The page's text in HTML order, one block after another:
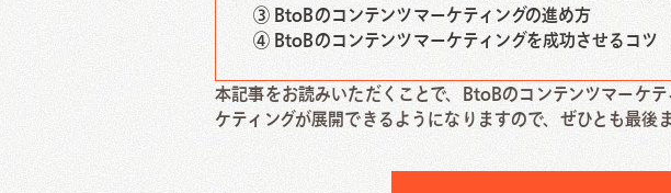
③ BtoBのコンテンツマーケティングの進め方
④ BtoBのコンテンツマーケティングを成功させるコツ
本記事をお読みいただくことで、BtoBのコンテンツマーケ
ケティングが展開できるようになりますので、ぜひとも最後